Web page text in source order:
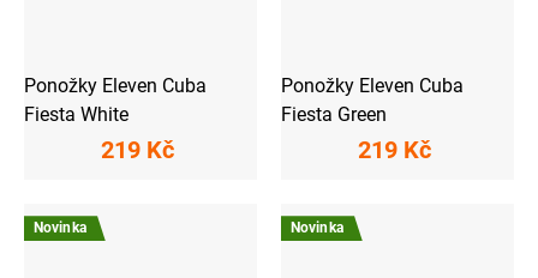
Ponožky Eleven Cuba
Fiesta White
219 Kč
Ponožky Eleven Cuba
Fiesta Green
219 Kč
Novinka Novinka